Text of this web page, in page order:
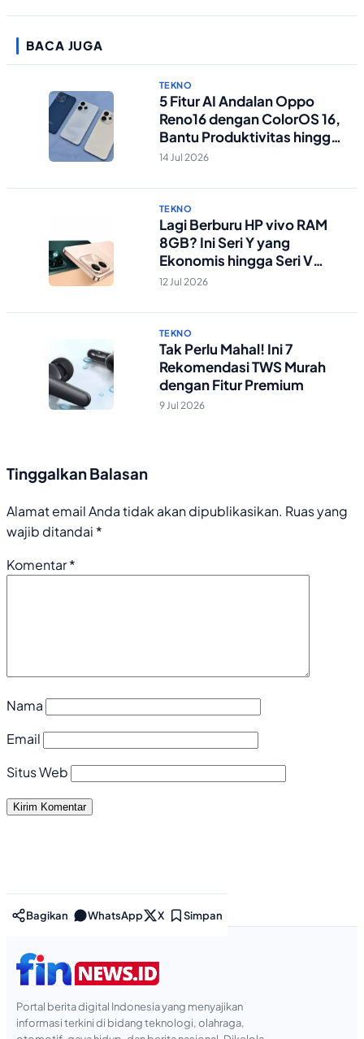
BACA JUGA
TEKNO
5 Fitur AI Andalan Oppo
Reno16 dengan ColorOS 16,
Bantu Produktivitas hingga
Edit Foto Lebih Praktis
14 Jul 2026
TEKNO
Lagi Berburu HP vivo RAM
8GB? Ini Seri Y yang
Ekonomis hingga Seri V
Berstandar Militer!
12 Jul 2026
TEKNO
Tak Perlu Mahal! Ini 7
Rekomendasi TWS Murah
dengan Fitur Premium
9 Jul 2026
Tinggalkan Balasan
Alamat email Anda tidak akan dipublikasikan. Ruas yang
wajib ditandai *
Komentar*
Nama
Email
Situs Web
Bagikan WhatsApp X Simpan
Portal berita digital Indonesia yang menyajikan
informasi terkini di bidang teknologi, olahraga,